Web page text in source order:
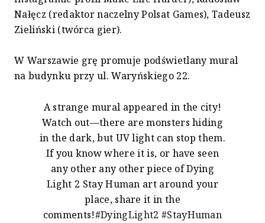
Nałęcz (redaktor naczelny Polsat Games), Tadeusz
Zieliński (twórca gier).
W Warszawie grę promuje podświetlany mural
na budynku przy ul. Waryńskiego 22.
A strange mural appeared in the city!
Watch out—there are monsters hiding
in the dark, but UV light can stop them.
If you know where it is, or have seen
any other any other piece of Dying
Light 2 Stay Human art around your
place, share it in the
comments!#DyingLight2 #StayHuman